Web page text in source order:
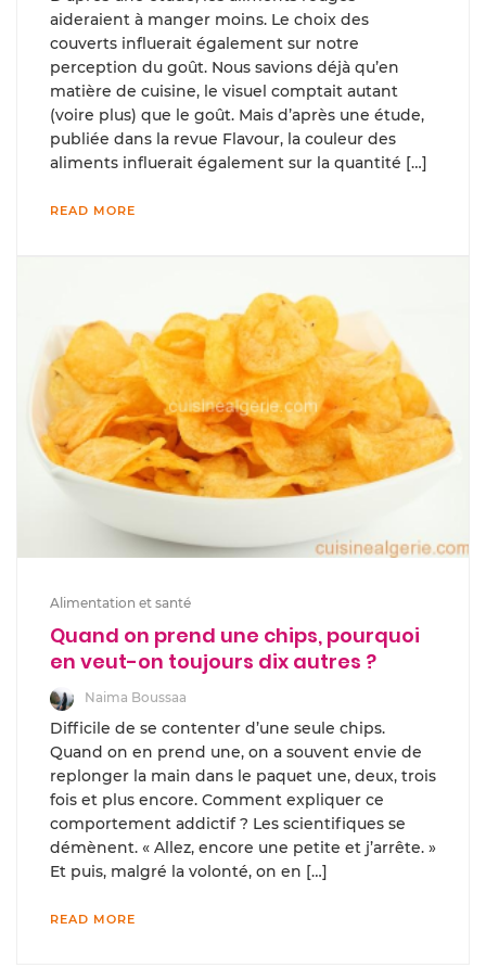
aideraient à manger moins. Le choix des
couverts influerait également sur notre
perception du goût. Nous savions déjà qu’en
matière de cuisine, le visuel comptait autant
(voire plus) que le goût. Mais d’après une étude,
publiée dans la revue Flavour, la couleur des
aliments influerait également sur la quantité […]
READ MORE
Alimentation et santé
Quand on prend une chips, pourquoi
en veut-on toujours dix autres ?
Naima Boussaa
Difficile de se contenter d’une seule chips.
Quand on en prend une, on a souvent envie de
replonger la main dans le paquet une, deux, trois
fois et plus encore. Comment expliquer ce
comportement addictif ? Les scientifiques se
démènent. « Allez, encore une petite et j’arrête. »
Et puis, malgré la volonté, on en […]
READ MORE